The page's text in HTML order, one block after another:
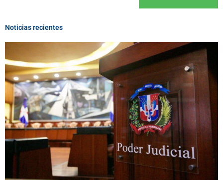
Noticias recientes